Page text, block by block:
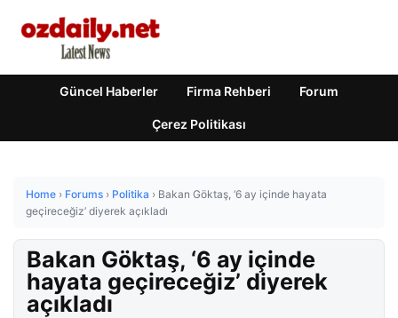
Güncel Haberler Firma Rehberi Forum
Çerez Politikası
Home › Forums › Politika › Bakan Göktaş, ‘6 ay içinde hayata
geçireceğiz’ diyerek açıkladı
Bakan Göktaş, ‘6 ay içinde
hayata geçireceğiz’ diyerek
açıkladı